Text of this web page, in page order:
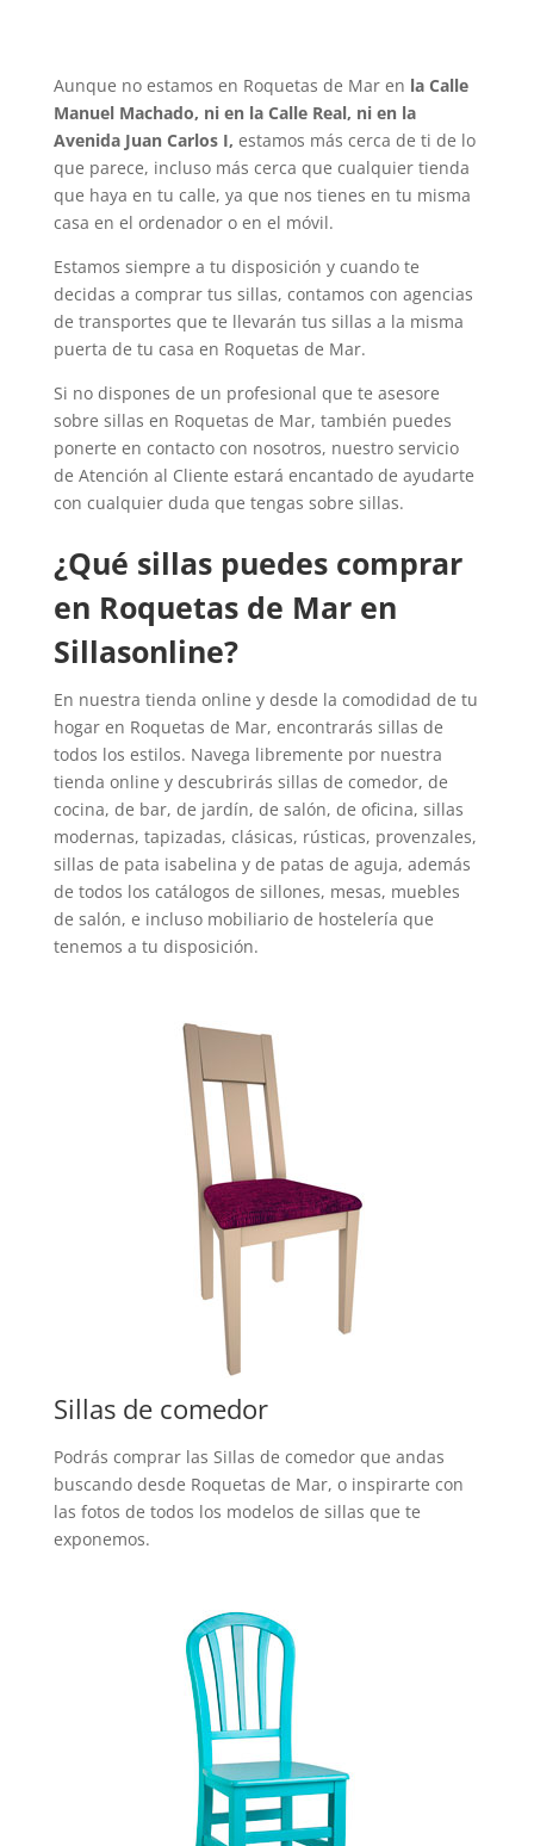
Aunque no estamos en Roquetas de Mar en la Calle
Manuel Machado, ni en la Calle Real, ni en la
Avenida Juan Carlos I, estamos más cerca de ti de lo
que parece, incluso más cerca que cualquier tienda
que haya en tu calle, ya que nos tienes en tu misma
casa en el ordenador o en el móvil.
Estamos siempre a tu disposición y cuando te
decidas a comprar tus sillas, contamos con agencias
de transportes que te llevarán tus sillas a la misma
puerta de tu casa en Roquetas de Mar.
Si no dispones de un profesional que te asesore
sobre sillas en Roquetas de Mar, también puedes
ponerte en contacto con nosotros, nuestro servicio
de Atención al Cliente estará encantado de ayudarte
con cualquier duda que tengas sobre sillas.
¿Qué sillas puedes comprar
en Roquetas de Mar en
Sillasonline?
En nuestra tienda online y desde la comodidad de tu
hogar en Roquetas de Mar, encontrarás sillas de
todos los estilos. Navega libremente por nuestra
tienda online y descubrirás sillas de comedor, de
cocina, de bar, de jardín, de salón, de oficina, sillas
modernas, tapizadas, clásicas, rústicas, provenzales,
sillas de pata isabelina y de patas de aguja, además
de todos los catálogos de sillones, mesas, muebles
de salón, e incluso mobiliario de hostelería que
tenemos a tu disposición.
Sillas de comedor
Podrás comprar las SiIlas de comedor que andas
buscando desde Roquetas de Mar, o inspirarte con
las fotos de todos los modelos de sillas que te
exponemos.